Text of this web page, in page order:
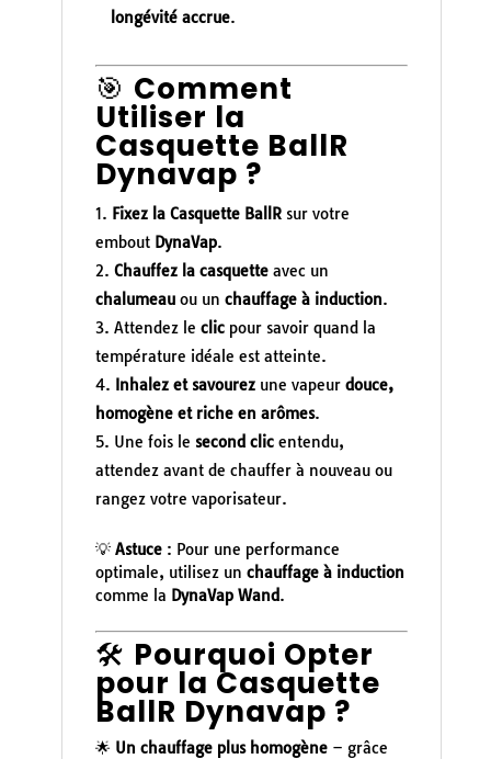
longévité accrue.
🎯 Comment
Utiliser la
Casquette BallR
Dynavap ?
Fixez la Casquette BallRsur votre
embout DynaVap.
Chauffez la casquetteavec un
chalumeauou un chauffage à induction.
Attendez le clicpour savoir quand la
température idéale est atteinte.
Inhalez et savourezune vapeur douce,
homogène et riche en arômes.
Une fois le second clicentendu,
attendez avant de chauffer à nouveau ou
rangez votre vaporisateur.
💡 Astuce: Pour une performance
optimale, utilisez un chauffage à induction
comme la DynaVap Wand.
🛠️ Pourquoi Opter
pour la Casquette
BallR Dynavap ?
🌟 Un chauffage plus homogène– grâce